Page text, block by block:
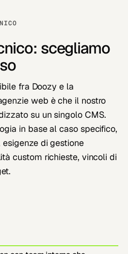
scegliamo
fra Doozy e la
web è che il nostro
su un singolo CMS.
in base al caso specifico,
di gestione
custom richieste, vincoli di